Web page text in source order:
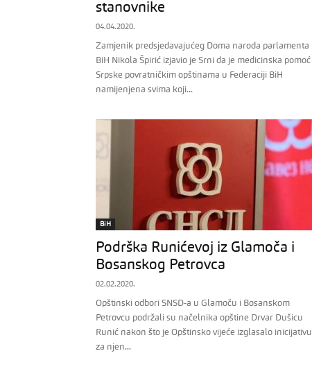
stanovnike
04.04.2020.
Zamjenik predsjedavajućeg Doma naroda parlamenta
BiH Nikola Špirić izjavio je Srni da je medicinska pomoć
Srpske povratničkim opštinama u Federaciji BiH
namijenjena svima koji...
BiH
Podrška Runićevoj iz Glamoča i
Bosanskog Petrovca
02.02.2020.
Opštinski odbori SNSD-a u Glamoču i Bosanskom
Petrovcu podržali su načelnika opštine Drvar Dušicu
Runić nakon što je Opštinsko vijeće izglasalo inicijativu
za njen...